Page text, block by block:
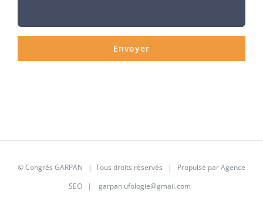
©Congrès GARPAN | Tous droits réservés | Propulsé parAgence
SEO | garpan.ufologie@gmail.com